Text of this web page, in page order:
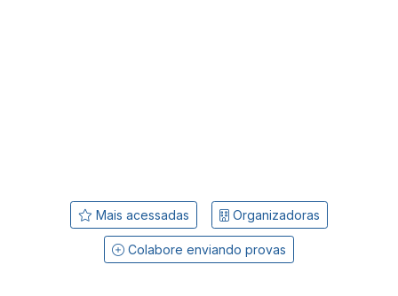
Mais acessadas Organizadoras
Colabore enviando provas